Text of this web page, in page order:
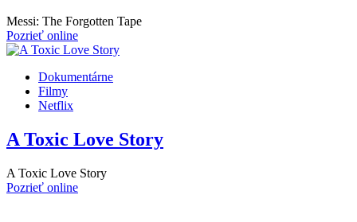
Messi: The Forgotten Tape
Pozrieť online
Dokumentárne
Filmy
Netflix
A Toxic Love Story
A Toxic Love Story
Pozrieť online